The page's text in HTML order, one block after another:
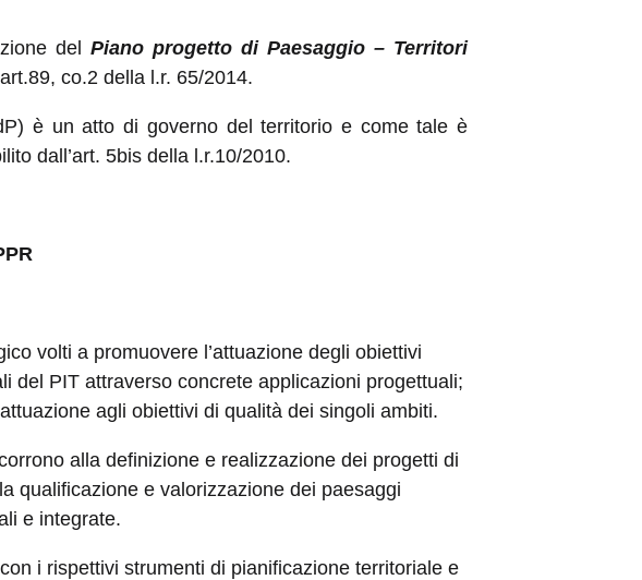
del Piano progetto di Paesaggio – Territori
co.2 della l.r. 65/2014.
è un atto di governo del territorio e come tale è
dall’art. 5bis della l.r.10/2010.
volti a promuovere l’attuazione degli obiettivi
del PIT attraverso concrete applicazioni progettuali;
agli obiettivi di qualità dei singoli ambiti.
alla definizione e realizzazione dei progetti di
qualificazione e valorizzazione dei paesaggi
e integrate.
i rispettivi strumenti di pianificazione territoriale e